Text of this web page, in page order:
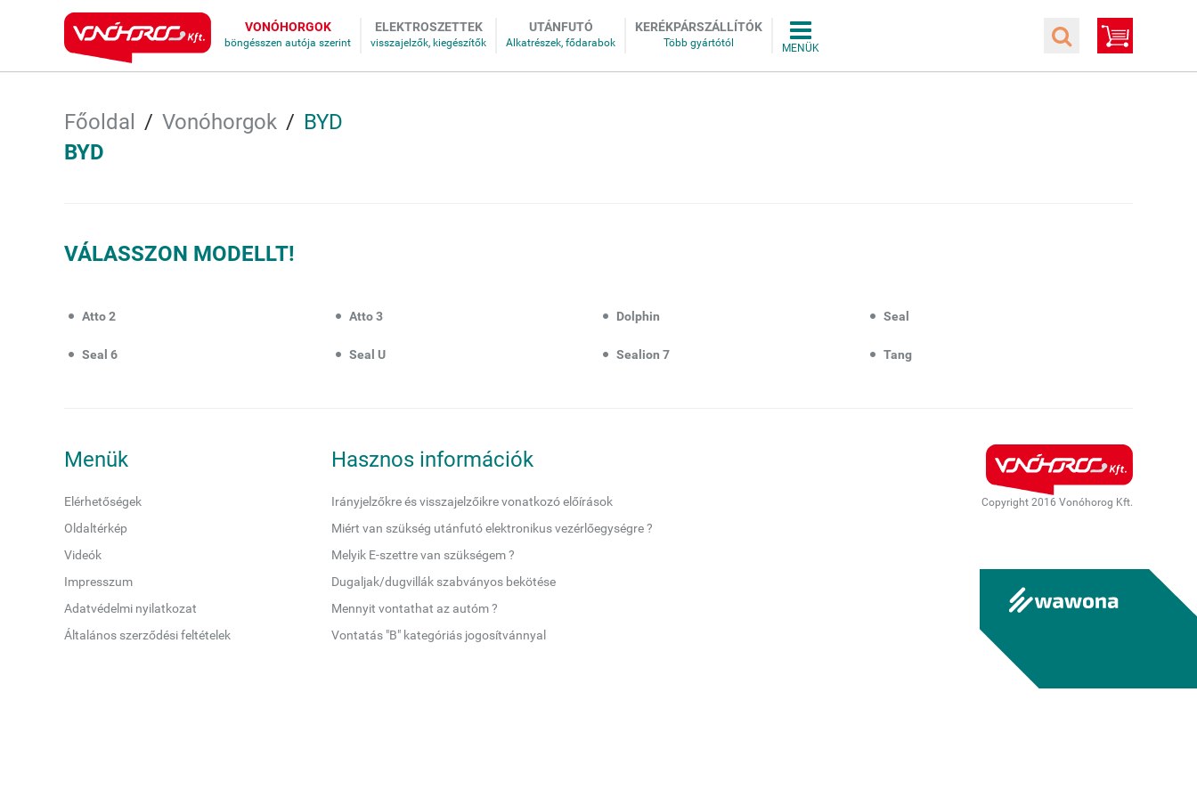
VONÓHORGOK ELEKTROSZETTEK UTÁNFUTÓ KERÉKPÁRSZÁLLÍTÓK
Főoldal Vonóhorgok
BYD
BYD
VÁLASSZON MODELLT!
Atto 2 Atto 3 Dolphin Seal
Seal 6 Seal U Sealion 7 Tang
Menük
Elérhetőségek
Oldaltérkép
Videók
Impresszum
Adatvédelmi nyilatkozat
Általános szerződési feltételek
Hasznos információk
Irányjelzőkre és visszajelzőikre vonatkozó előírások
Miért van szükség utánfutó elektronikus vezérlőegységre ?
Melyik E-szettre van szükségem ?
Dugaljak/dugvillák szabványos bekötése
Mennyit vontathat az autóm ?
Vontatás "B" kategóriás jogosítvánnyal
Copyright 2016 Vonóhorog Kft.